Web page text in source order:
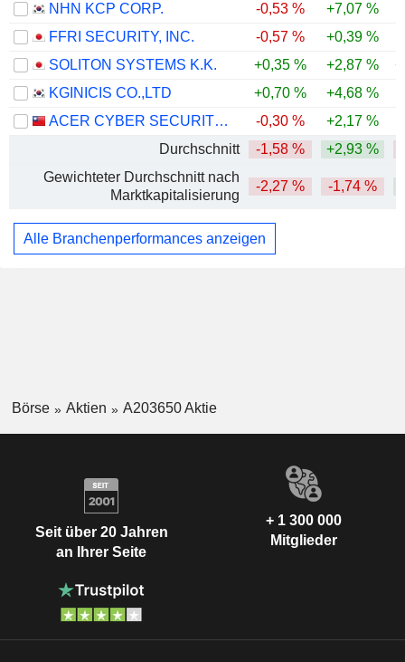
NHN KCP CORP.
-0,53 % +7,07 %
FFRI SECURITY, INC.
-0,57 % +0,39 %
SOLITON SYSTEMS K.K.
+0,35 % +2,87 %
KGINICIS CO.,LTD
+0,70 % +4,68 %
ACER CYBER SECURITY INC.
-0,30 % +2,17 %
Durchschnitt
-1,58 % +2,93 %
Gewichteter Durchschnitt nach
Marktkapitalisierung
-2,27 % -1,74 %
Alle Branchenperformances anzeigen
Börse Aktien A203650 Aktie
Seit über 20 Jahren
an Ihrer Seite
+ 1 300 000
Mitglieder